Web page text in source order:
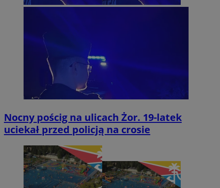
Nocny pościg na ulicach Żor. 19-latek
uciekał przed policją na crosie